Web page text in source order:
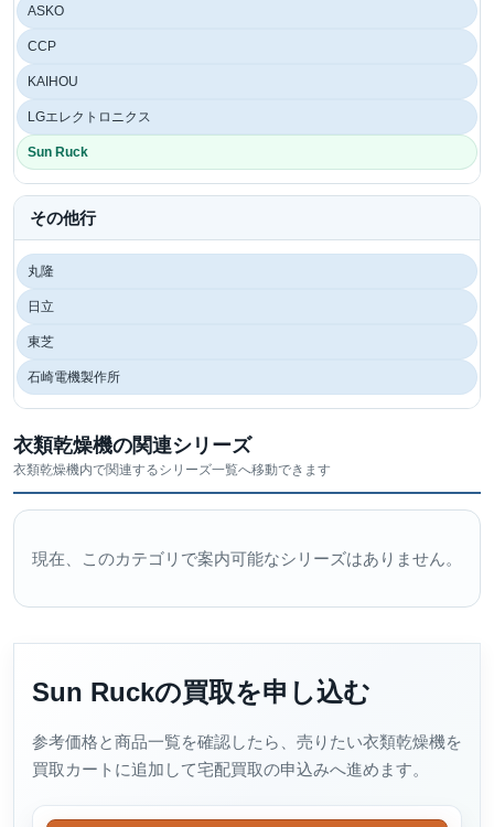
ASKO
CCP
KAIHOU
LGエレクトロニクス
Sun Ruck
その他行
丸隆
日立
東芝
石崎電機製作所
衣類乾燥機の関連シリーズ
衣類乾燥機内で関連するシリーズ一覧へ移動できます
現在、このカテゴリで案内可能なシリーズはありません。
Sun Ruckの買取を申し込む
参考価格と商品一覧を確認したら、売りたい衣類乾燥機を
買取カートに追加して宅配買取の申込みへ進めます。